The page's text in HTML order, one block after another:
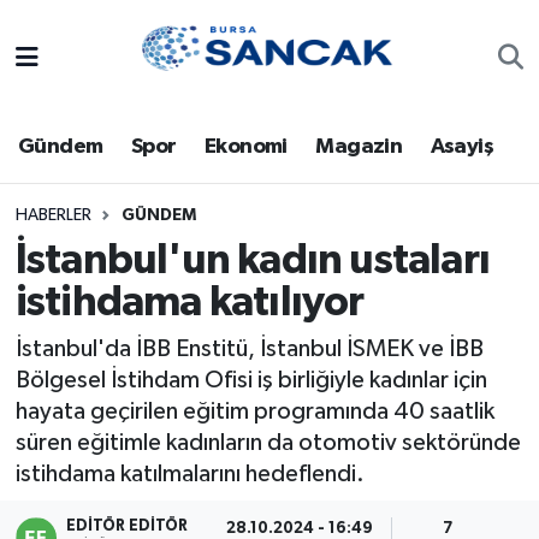
Gündem Spor Ekonomi Magazin Asayiş
HABERLER GÜNDEM
İstanbul'un kadın ustaları
istihdama katılıyor
İstanbul'da İBB Enstitü, İstanbul İSMEK ve İBB
Bölgesel İstihdam Ofisi iş birliğiyle kadınlar için
hayata geçirilen eğitim programında 40 saatlik
süren eğitimle kadınların da otomotiv sektöründe
istihdama katılmalarını hedeflendi.
EDITÖR EDITÖR 28.10.2024 - 16:49 7
Bursa
Dünya
Eğitim
Ekonomi
Gündem
Magazin
Trafik Durumu
Süper Lig Puan Durumu ve Fikstür
Tüm Manşetler
Son Dakika Haberleri
Haber Arşivi